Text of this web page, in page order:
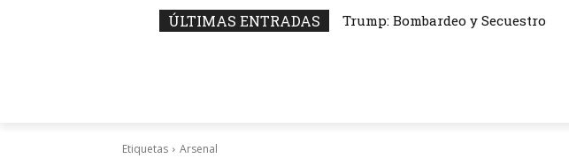
ÚLTIMAS ENTRADAS Trump: Bombardeo y Secuestro
Etiquetas Arsenal